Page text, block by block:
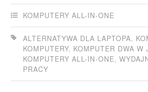
KOMPUTERY ALL-IN-ONE
ALTERNATYWA DLA LAPTOPA,
KOMPUTERY, KOMPUTER DWA W
KOMPUTERY ALL-IN-ONE,
PRACY